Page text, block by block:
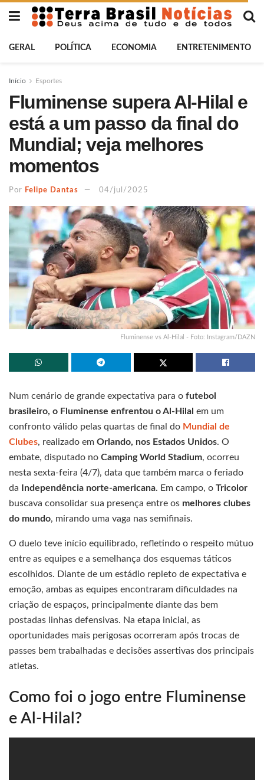
GERAL POLÍTICA ECONOMIA ENTRETENIMENTO
Início Esportes
Fluminense supera Al-Hilal e
está a um passo da final do
Mundial; veja melhores
momentos
Por Felipe Dantas 04/jul/2025
Fluminense vs Al-Hilal - Foto: Instagram/DAZN
Num cenário de grande expectativa para o futebol
brasileiro, o Fluminense enfrentou o Al-Hilal em um
confronto válido pelas quartas de final do Mundial de
Clubes, realizado em Orlando, nos Estados Unidos. O
embate, disputado no Camping World Stadium, ocorreu
nesta sexta-feira (4/7), data que também marca o feriado
da
Independência norte-americana. Em campo, o Tricolor
buscava consolidar sua presença entre os melhores clubes
do mundo, mirando uma vaga nas semifinais.
O duelo teve início equilibrado, refletindo o respeito mútuo
entre as equipes e a semelhança dos esquemas táticos
escolhidos. Diante de um estádio repleto de expectativa e
emoção, ambas as equipes encontraram dificuldades na
criação de espaços, principalmente diante das bem
postadas linhas defensivas. Na etapa inicial, as
oportunidades mais perigosas ocorreram após trocas de
passes bem trabalhadas e decisões assertivas dos principais
atletas.
Como foi o jogo entre Fluminense
e Al-Hilal?